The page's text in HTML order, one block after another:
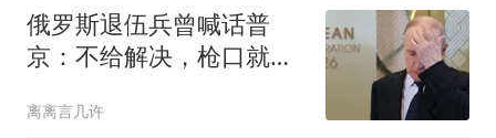
俄罗斯退伍兵曾喊话普
京：不给解决，枪口就转
离离言几许